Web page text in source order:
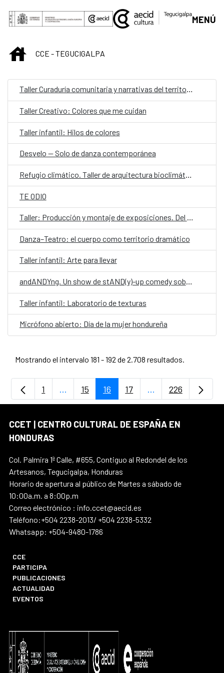
Saltar al contenido principal
MENÚ
INICIOCCE - TEGUCIGALPA
Taller Curaduría comunitaria y narrativas del territorio
Taller Creativo: Colores que me cuidan
Taller infantil: Hilos de colores
Desvelo — Solo de danza contemporánea
Refugio climático. Taller de arquitectura bioclimática y proyecto aplicado
TE ODIO
Taller: Producción y montaje de exposiciones. Del concepto a la realidad
Danza–Teatro: el cuerpo como territorio dramático
Taller infantil: Arte para llevar
andANDYng. Un show de stAND(y)-up comedy sobre vivir, morir y llegar a los treinta.
Taller infantil: Laboratorio de texturas
Micrófono abierto: Día de la mujer hondureña
Mostrando el intervalo 181 - 192 de 2.708 resultados.
Página
1 ...Páginas intermedias Use TAB para
Página
15 Página
16 Página
17 ...PáginasPágina
226
CCET | CENTRO CULTURAL DE ESPAÑA EN
HONDURAS
Col. Palmira 1ª Calle, #655, Contiguo al Redondel de los
Artesanos, Tegucigalpa, Honduras
Horario de apertura al público de Martes a sábado de
10:00a.m. a 8:00p.m
Correo electrónico : info.ccet@aecid.es
Teléfono:+504 2238-2013/ +504 2238-5332
Whatsapp: +504-9480-1786
CCE
PARTICIPA
PUBLICACIONES
ACTUALIDAD
EVENTOS